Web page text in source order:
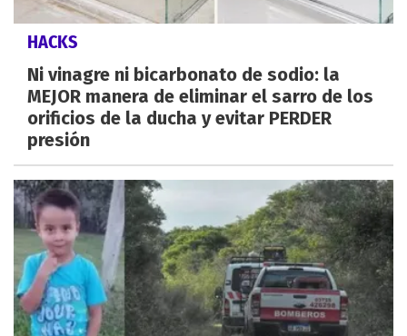
HACKS
Ni vinagre ni bicarbonato de sodio: la
MEJOR manera de eliminar el sarro de los
orificios de la ducha y evitar PERDER
presión